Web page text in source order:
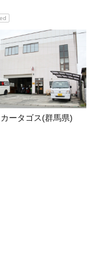
ータゴス(群馬県)